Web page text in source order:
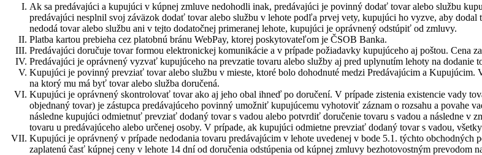
Ak sa predávajúci a kupujúci v kúpnej zmluve nedohodli inak, predávajúci je povinný dodať tovar alebo službu
predávajúci nesplnil svoj záväzok dodať tovar alebo službu v lehote podľa prvej vety, kupujúci ho vyzve, aby
nedodá tovar alebo službu ani v tejto dodatočnej primeranej lehote, kupujúci je oprávnený odstúpiť od zmluvy.
Platba kartou prebieha cez platobnú bránu WebPay, ktorej poskytovateľom je ČSOB Banka.
Predávajúci doručuje tovar formou elektronickej komunikácie a v prípade požiadavky kupujúceho aj poštou. Cena
Predávajúci je oprávnený vyzvať kupujúceho na prevzatie tovaru alebo služby aj pred uplynutím lehoty na dodanie
Kupujúci je povinný prevziať tovar alebo službu v mieste, ktoré bolo dohodnuté medzi Predávajúcim a
na ktorý mu má byť tovar alebo služba doručená.
Kupujúci je oprávnený skontrolovať tovar ako aj jeho obal ihneď po doručení. V prípade zistenia existencie vady
objednaný tovar) je zástupca predávajúceho povinný umožniť kupujúcemu vyhotoviť záznam o rozsahu a povahe
následne kupujúci odmietnuť prevziať dodaný tovar s vadou alebo potvrdiť doručenie tovaru s vadou a následne v
tovaru u predávajúceho alebo určenej osoby. V prípade, ak kupujúci odmietne prevziať dodaný tovar s vadou,
Kupujúci je oprávnený v prípade nedodania tovaru predávajúcim v lehote uvedenej v bode 5.1. týchto
zaplatenú časť kúpnej ceny v lehote 14 dní od doručenia odstúpenia od kúpnej zmluvy bezhotovostným prevodom